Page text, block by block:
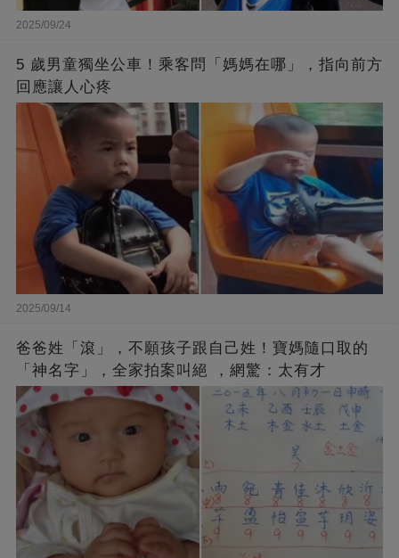
2025/09/24
5 歲男童獨坐公車！乘客問「媽媽在哪」，指向前方
回應讓人心疼
2025/09/14
爸爸姓「滾」，不願孩子跟自己姓！寶媽隨口取的
「神名字」，全家拍案叫絕 ，網驚：太有才